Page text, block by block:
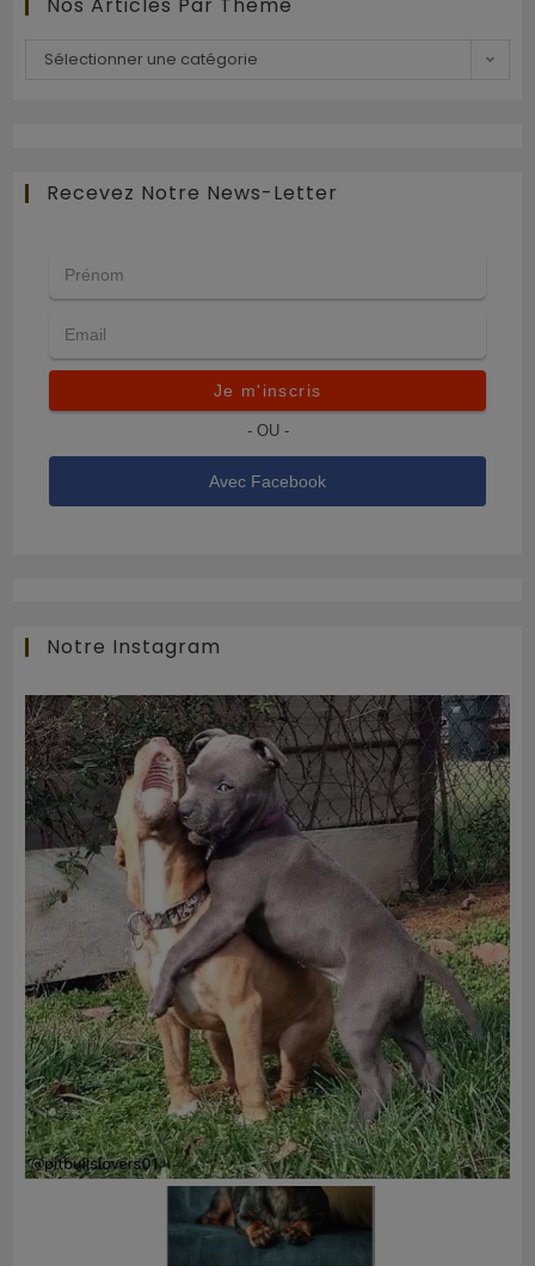
Sélectionner une catégorie
Recevez Notre News-Letter
Je m'inscris
- OU -
Avec Facebook
Notre Instagram